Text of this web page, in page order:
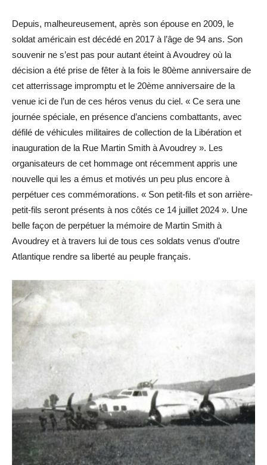
Depuis, malheureusement, après son épouse en 2009, le
soldat américain est décédé en 2017 à l’âge de 94 ans. Son
souvenir ne s’est pas pour autant éteint à Avoudrey où la
décision a été prise de fêter à la fois le 80ème anniversaire de
cet atterrissage impromptu et le 20ème anniversaire de la
venue ici de l’un de ces héros venus du ciel. « Ce sera une
journée spéciale, en présence d’anciens combattants, avec
défilé de véhicules militaires de collection de la Libération et
inauguration de la Rue Martin Smith à Avoudrey ». Les
organisateurs de cet hommage ont récemment appris une
nouvelle qui les a émus et motivés un peu plus encore à
perpétuer ces commémorations. « Son petit-fils et son arrière-
petit-fils seront présents à nos côtés ce 14 juillet 2024 ». Une
belle façon de perpétuer la mémoire de Martin Smith à
Avoudrey et à travers lui de tous ces soldats venus d’outre
Atlantique rendre sa liberté au peuple français.